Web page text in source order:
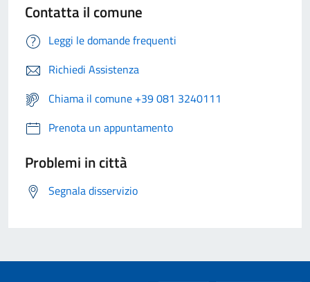
Contatta il comune
Leggi le domande frequenti
Richiedi Assistenza
Chiama il comune +39 081 3240111
Prenota un appuntamento
Problemi in città
Segnala disservizio